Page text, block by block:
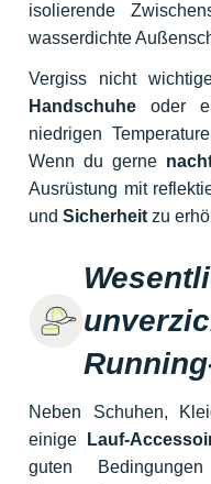
isolierende
wasserdichte
Vergiss nicht
Handschuhe oder
niedrigen
Wenn du gerne
Ausrüstung mit
und Sicherheit zu
Neben Schuhen,
einige
Lauf-
guten